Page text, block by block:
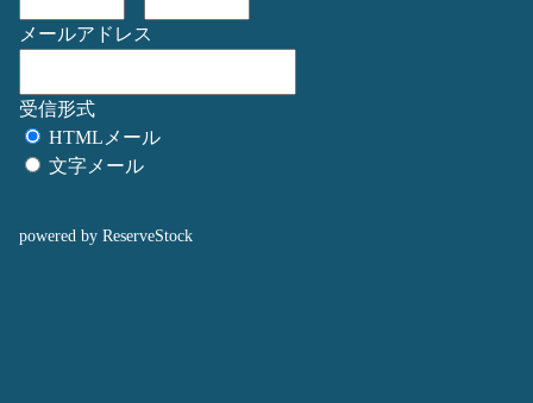
メールアドレス
受信形式
HTMLメール
文字メール
powered by ReserveStock